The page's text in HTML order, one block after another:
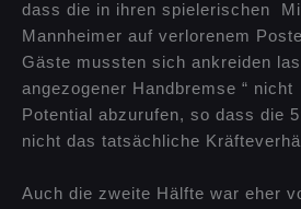
dass die in ihren spielerischen
Mannheimer auf verlorenem
Gäste mussten sich ankreiden
angezogener Handbremse “
Potential abzurufen, so dass die
nicht das tatsächliche
Auch die zweite Hälfte war eher